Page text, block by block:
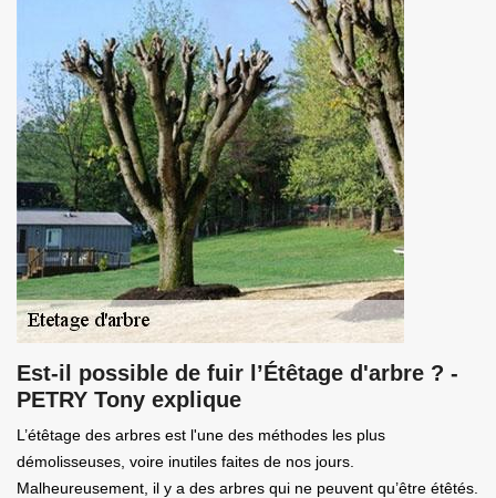
Est-il possible de fuir l’Étêtage d'arbre ? -
PETRY Tony explique
L’étêtage des arbres est l'une des méthodes les plus
démolisseuses, voire inutiles faites de nos jours.
Malheureusement, il y a des arbres qui ne peuvent qu’être étêtés.